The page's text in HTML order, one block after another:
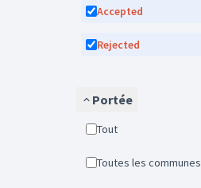
Accepted
Rejected
Portée
Tout
Toutes les communes